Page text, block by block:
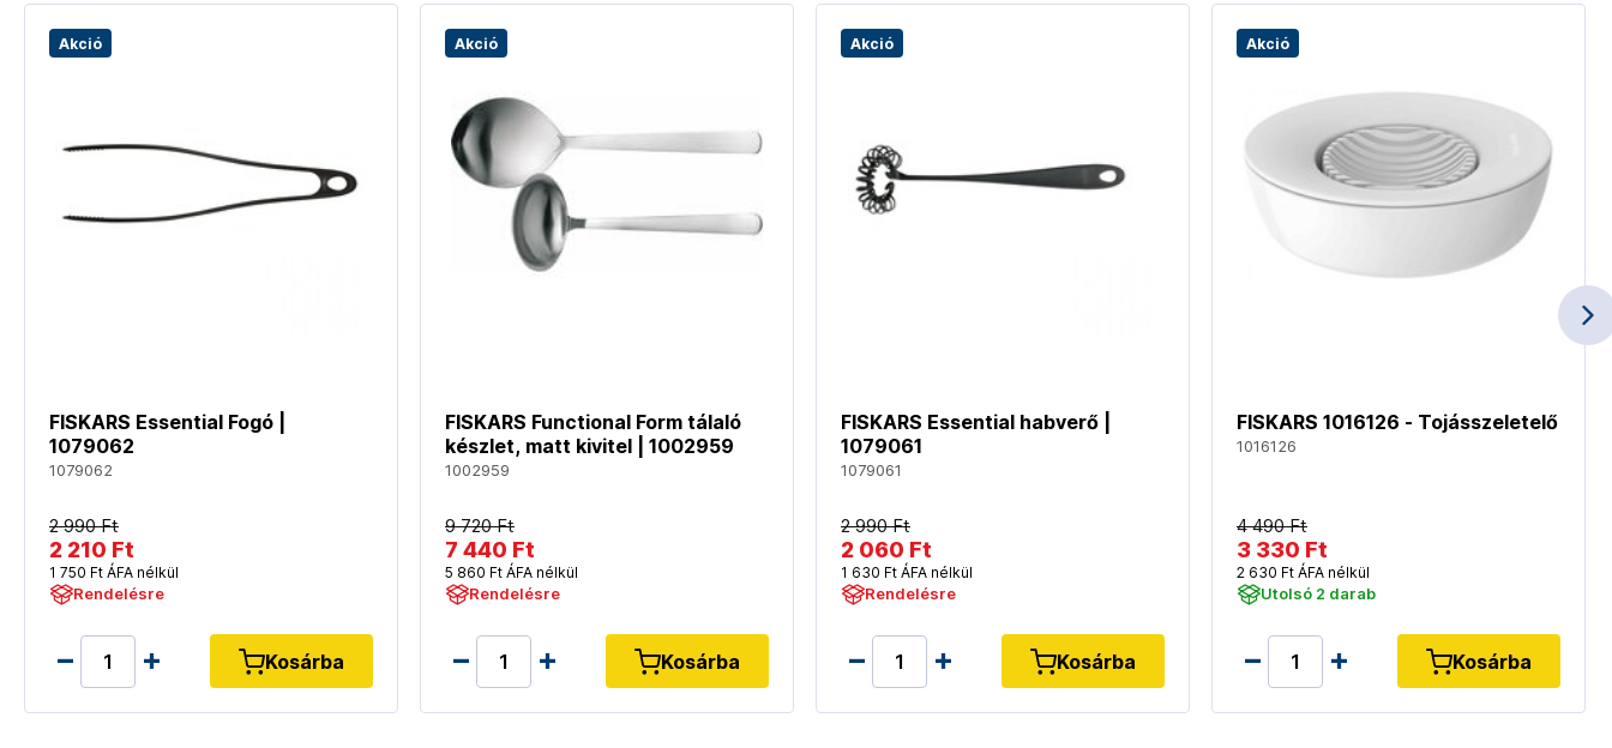
Akció
FISKARS Essential Fogó |
1079062
1079062
2 990 Ft
2 210 Ft
1 750 Ft ÁFA nélkül
Rendelésre
Kosárba
Akció
FISKARS Functional Form tálaló
készlet, matt kivitel | 1002959
1002959
9 720 Ft
7 440 Ft
5 860 Ft ÁFA nélkül
Rendelésre
Kosárba
Akció
FISKARS Essential habverő |
1079061
1079061
2 990 Ft
2 060 Ft
1 630 Ft ÁFA nélkül
Rendelésre
Kosárba
Akció
FISKARS 1016126 - Tojásszeletelő
1016126
4 490 Ft
3 330 Ft
2 630 Ft ÁFA nélkül
Utolsó 2 darab
Kosárba